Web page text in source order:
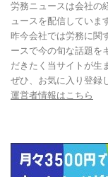
労務ニュースは会社の
ュースを配信していま
昨今会社では労務に関
ースで今の旬な話題を
だきたく当サイトが生
ぜひ、お気に入り登録
運営者情報はこちら